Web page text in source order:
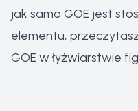
jak samo GOE jest
elementu,
GOE w łyżwiarstwie